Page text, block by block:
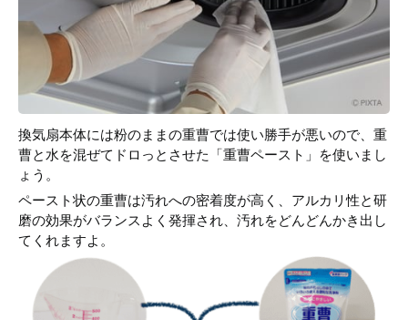
換気扇本体には粉のままの重曹では使い勝手が悪いので、重
曹と水を混ぜてドロっとさせた「重曹ペースト」を使いまし
ょう。
ペースト状の重曹は汚れへの密着度が高く、アルカリ性と研
磨の効果がバランスよく発揮され、汚れをどんどんかき出し
てくれますよ。